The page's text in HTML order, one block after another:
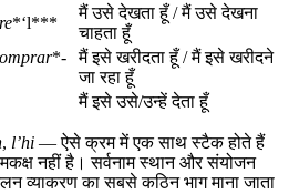
*‘l***
मैं उसे देखता हूँ / मैं उसे देखना
चाहता हूँ
*-
मैं इसे खरीदता हूँ / मैं इसे खरीदने
जा रहा हूँ
मैं इसे उसे/उन्हें देता हूँ
, l’hi — ऐसे क्रम में एक साथ स्टैक होते हैं
नहीं है। सर्वनाम स्थान और संयोजन
व्याकरण का सबसे कठिन भाग माना जाता